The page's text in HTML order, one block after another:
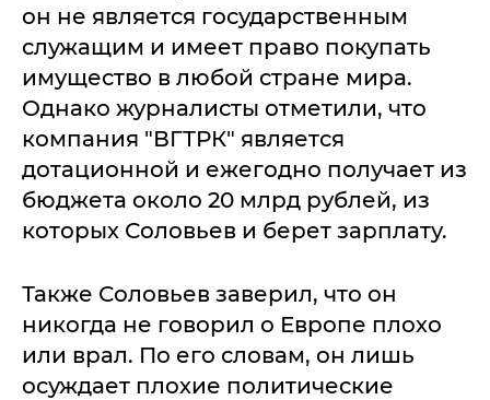
он не является государственным
служащим и имеет право покупать
имущество в любой стране мира.
Однако журналисты отметили, что
компания "ВГТРК" является
дотационной и ежегодно получает из
бюджета около 20 млрд рублей, из
которых Соловьев и берет зарплату.
Также Соловьев заверил, что он
никогда не говорил о Европе плохо
или врал. По его словам, он лишь
осуждает плохие политические